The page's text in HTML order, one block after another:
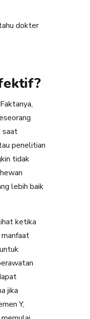
dokter
saat
penelitian
tidak
lebih baik
ketika
jika
Y,